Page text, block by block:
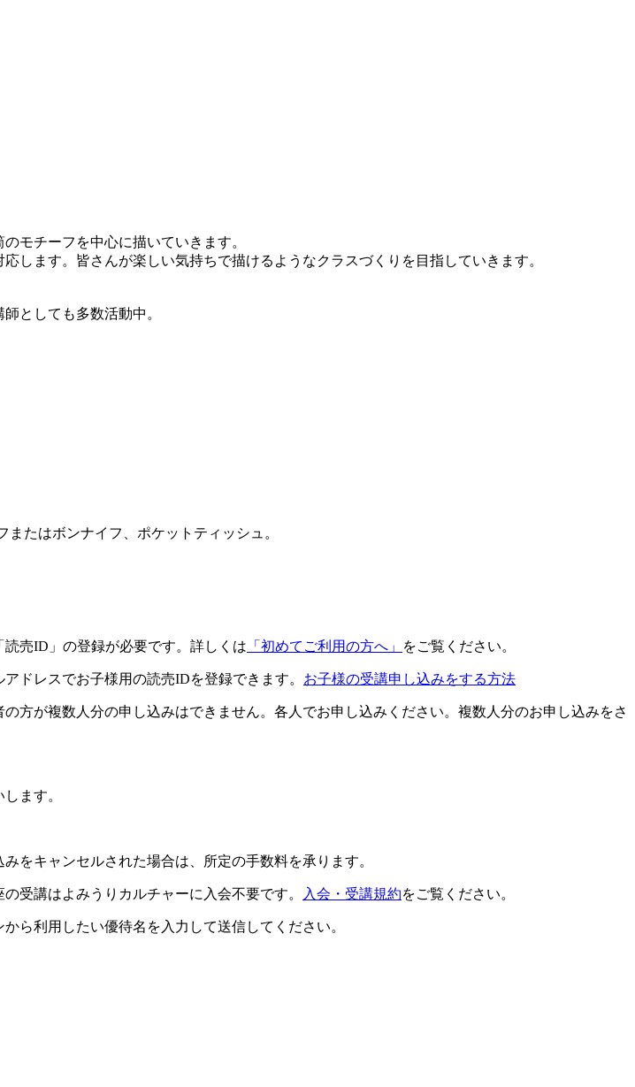
モチーフを中心に描いていきます。
します。皆さんが楽しい気持ちで描けるようなクラスづくりを目指していきます。
としても多数活動中。
たはボンナイフ、ポケットティッシュ。
売ID」の登録が必要です。詳しくは 「初めてご利用の方へ」 をご覧ください。
ドレスでお子様用の読売IDを登録できます。 お子様の受講申し込みをする方法
が複数人分の申し込みはできません。各人でお申し込みください。複数人分のお申し込みをさ
ます。
をキャンセルされた場合は、所定の手数料を承ります。
受講はよみうりカルチャーに入会不要です。 入会・受講規約をご覧ください。
ら利用したい優待名を入力して送信してください。